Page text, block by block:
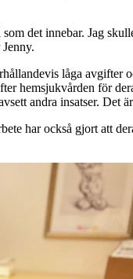
det innebar. Jag
låga
hemsjukvården för
andra insatser. Det
har också gjort att